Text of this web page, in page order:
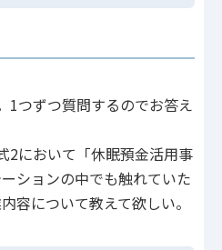
1つずつ質問するのでお答え
2において「休眠預金活用事
ションの中でも触れていた
容について教えて欲しい。